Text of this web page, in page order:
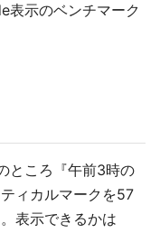
表示のベンチマーク
ところ『午前3時の
カルマークを57
表示できるかは